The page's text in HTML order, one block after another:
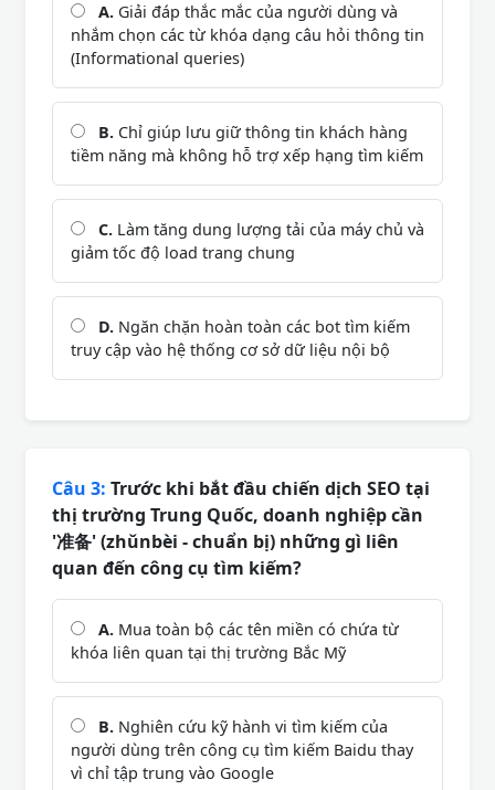
A. Giải đáp thắc mắc của người dùng và
nhắm chọn các từ khóa dạng câu hỏi thông tin
(Informational queries)
B. Chỉ giúp lưu giữ thông tin khách hàng
tiềm năng mà không hỗ trợ xếp hạng tìm kiếm
C. Làm tăng dung lượng tải của máy chủ và
giảm tốc độ load trang chung
D. Ngăn chặn hoàn toàn các bot tìm kiếm
truy cập vào hệ thống cơ sở dữ liệu nội bộ
Câu 3: Trước khi bắt đầu chiến dịch SEO tại
thị trường Trung Quốc, doanh nghiệp cần
'准备' (zhǔnbèi - chuẩn bị) những gì liên
quan đến công cụ tìm kiếm?
A. Mua toàn bộ các tên miền có chứa từ
khóa liên quan tại thị trường Bắc Mỹ
B. Nghiên cứu kỹ hành vi tìm kiếm của
người dùng trên công cụ tìm kiếm Baidu thay
vì chỉ tập trung vào Google